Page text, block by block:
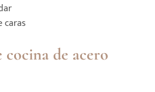
caras
cocina de acero